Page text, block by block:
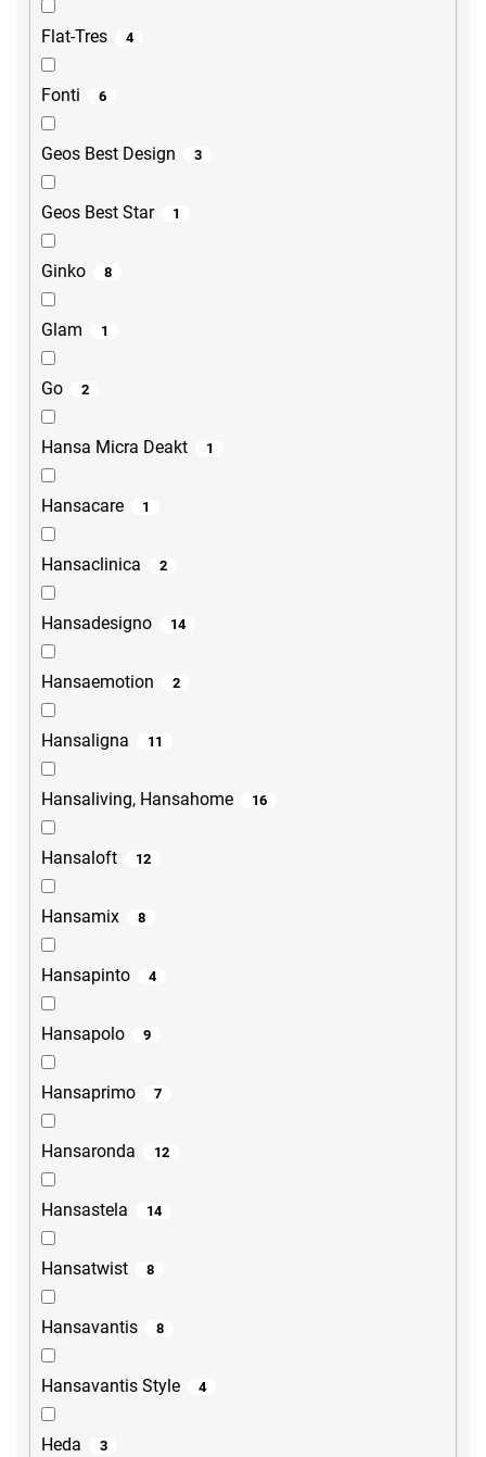
Flat-Tres 4
Fonti 6
Geos Best Design 3
Geos Best Star 1
Ginko 8
Glam 1
Go 2
Hansa Micra Deakt 1
Hansacare 1
Hansaclinica 2
Hansadesigno 14
Hansaemotion 2
Hansaligna 11
Hansaliving, Hansahome 16
Hansaloft 12
Hansamix 8
Hansapinto 4
Hansapolo 9
Hansaprimo 7
Hansaronda 12
Hansastela 14
Hansatwist 8
Hansavantis 8
Hansavantis Style 4
Heda 3